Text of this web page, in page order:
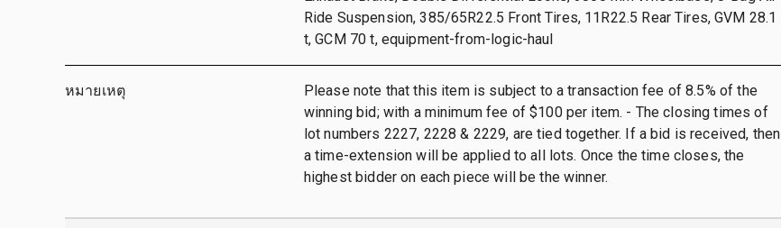
Ride Suspension, 385/65R22.5 Front Tires, 11R22.5 Rear Tires, GVM 28.1
t, GCM 70 t, equipment-from-logic-haul
หมายเหตุ
Please note that this item is subject to a transaction fee of 8.5% of the
winning bid; with a minimum fee of $100 per item. - The closing times of
lot numbers 2227, 2228 & 2229, are tied together. If a bid is received, then
a time-extension will be applied to all lots. Once the time closes, the
highest bidder on each piece will be the winner.